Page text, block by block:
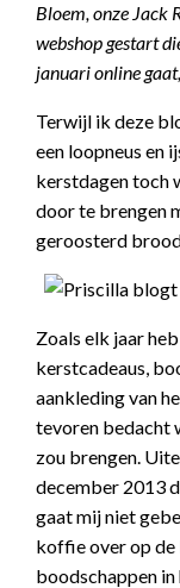
Bloem, onze Jack
webshop gestart
januari online
Terwijl ik deze
een loopneus en
kerstdagen toch
door te brengen
geroosterd
Zoals elk jaar
kerstcadeaus,
aankleding van
tevoren bedacht
zou brengen.
december 2013
gaat mij niet
koffie over op de
boodschappen in